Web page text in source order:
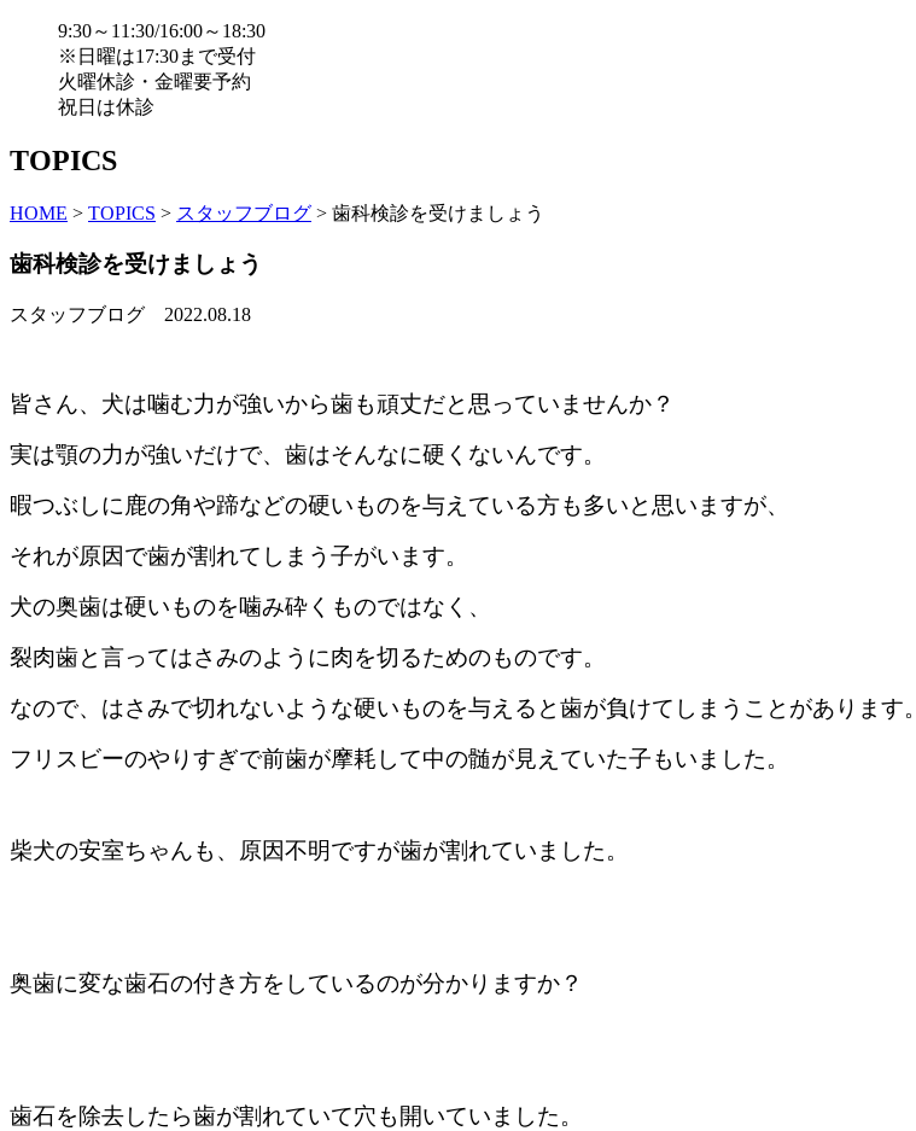
9:30～11:30/16:00～18:30
※日曜は17:30まで受付
火曜休診・金曜要予約
祝日は休診
TOPICS
HOME > TOPICS > スタッフブログ > 歯科検診を受けましょう
歯科検診を受けましょう
スタッフブログ 2022.08.18
皆さん、犬は噛む力が強いから歯も頑丈だと思っていませんか？
実は顎の力が強いだけで、歯はそんなに硬くないんです。
暇つぶしに鹿の角や蹄などの硬いものを与えている方も多いと思いますが、
それが原因で歯が割れてしまう子がいます。
犬の奥歯は硬いものを噛み砕くものではなく、
裂肉歯と言ってはさみのように肉を切るためのものです。
なので、はさみで切れないような硬いものを与えると歯が負けてしまうことがあります。
フリスビーのやりすぎで前歯が摩耗して中の髄が見えていた子もいました。
柴犬の安室ちゃんも、原因不明ですが歯が割れていました。
奥歯に変な歯石の付き方をしているのが分かりますか？
歯石を除去したら歯が割れていて穴も開いていました。